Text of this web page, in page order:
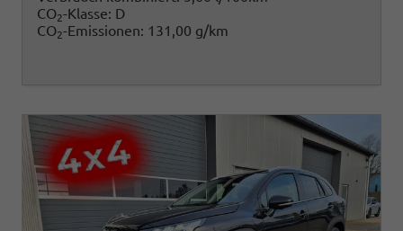
CO2-Klasse: D
CO2-Emissionen: 131,00 g/km